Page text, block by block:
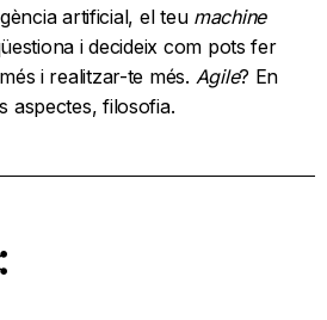
artificial, el teu machine
i decideix com pots fer
i realitzar-te més. Agile? En
aspectes, filosofia.